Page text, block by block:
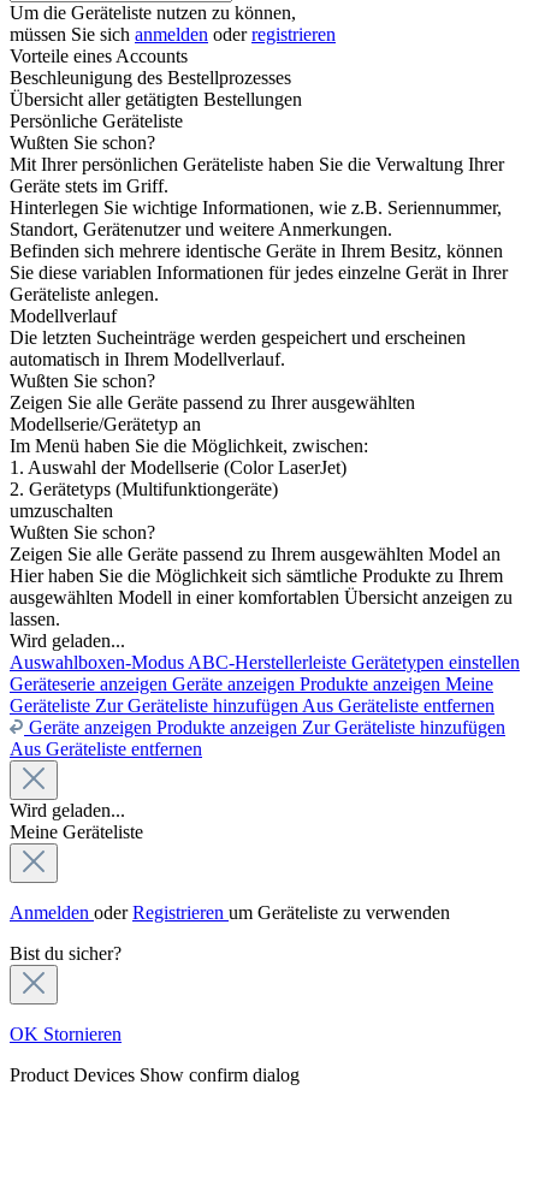
Um die Geräteliste nutzen zu können,
müssen Sie sich anmelden oderregistrieren
Vorteile eines Accounts
Beschleunigung des Bestellprozesses
Übersicht aller getätigten Bestellungen
Persönliche Geräteliste
Wußten Sie schon?
Mit Ihrer persönlichen Geräteliste haben Sie die Verwaltung Ihrer
Geräte stets im Griff.
Hinterlegen Sie wichtige Informationen, wie z.B. Seriennummer,
Standort, Gerätenutzer und weitere Anmerkungen.
Befinden sich mehrere identische Geräte in Ihrem Besitz, können
Sie diese variablen Informationen für jedes einzelne Gerät in Ihrer
Geräteliste anlegen.
Modellverlauf
Die letzten Sucheinträge werden gespeichert und erscheinen
automatisch in Ihrem Modellverlauf.
Wußten Sie schon?
Zeigen Sie alle Geräte passend zu Ihrer ausgewählten
Modellserie/Gerätetyp an
Im Menü haben Sie die Möglichkeit, zwischen:
1. Auswahl der Modellserie (Color LaserJet)
2. Gerätetyps (Multifunktiongeräte)
umzuschalten
Wußten Sie schon?
Zeigen Sie alle Geräte passend zu Ihrem ausgewählten Model an
Hier haben Sie die Möglichkeit sich sämtliche Produkte zu Ihrem
ausgewählten Modell in einer komfortablen Übersicht anzeigen zu
lassen.
Wird geladen...
Auswahlboxen-Modus ABC-Herstellerleiste Gerätetypen einstellen
Geräteserie anzeigen Geräte anzeigen Produkte anzeigen Meine
Geräteliste Zur Geräteliste hinzufügen Aus Geräteliste entfernen
Geräte anzeigen Produkte anzeigen Zur Geräteliste hinzufügen
Aus Geräteliste entfernen
Wird geladen...
Meine Geräteliste
Anmelden oderRegistrieren um Geräteliste zu verwenden
Bist du sicher?
OK Stornieren
Product Devices Show confirm dialog